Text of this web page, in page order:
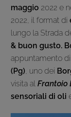
maggio 2022 e
2022, il format di
lungo la Strada
& buon gusto.
appuntamento
(Pg), uno dei
visita al Frantoio
sensoriali di oli